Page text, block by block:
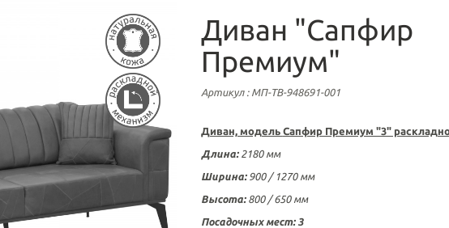
Диван "Сапфир
Премиум"
Артикул: МП-ТВ-948691-001
Диван, модель Сапфир Премиум "3"
Длина:2180 мм
Ширина:900 / 1270 мм
Высота: 800 / 650 мм
Посадочных мест: 3